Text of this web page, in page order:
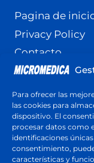
Para ofrecer las
las cookies para
dispositivo. El
procesar datos como
identificaciones
consentimiento,
características y
Pagina de
Privacy Policy
Contacto
Terminos y
Respuesta en